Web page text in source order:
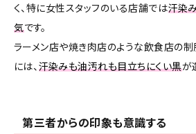
く、特に女性スタッフのいる店舗では汗染
気です。
ラーメン店や焼き肉店のような飲食店の
には、汗染みも油汚れも目立ちにくい黒が
第三者からの印象も意識する